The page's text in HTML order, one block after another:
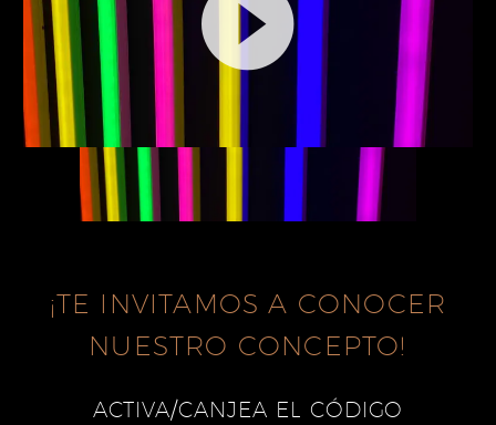
Reproductor
¡TE INVITAMOS A CONOCER
NUESTRO CONCEPTO!
ACTIVA/CANJEA EL CÓDIGO